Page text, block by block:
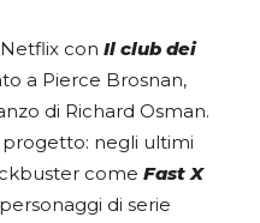
con Il club dei
a Pierce Brosnan,
di Richard Osman.
negli ultimi
come Fast X
di serie